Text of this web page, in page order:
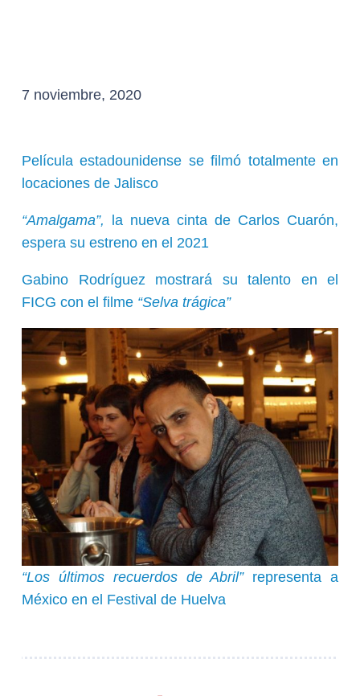
7 noviembre, 2020
Película estadounidense se filmó totalmente en
locaciones de Jalisco
“Amalgama”, la nueva cinta de Carlos Cuarón,
espera su estreno en el 2021
Gabino Rodríguez mostrará su talento en el
FICG con el filme “Selva trágica”
“Los últimos recuerdos de Abril” representa a
México en el Festival de Huelva